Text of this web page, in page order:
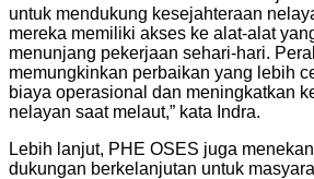
untuk mendukung kesejahteraan
mereka memiliki akses ke alat-alat
menunjang pekerjaan sehari-hari.
memungkinkan perbaikan yang lebih
biaya operasional dan meningkatkan
nelayan saat melaut,” kata Indra.
Lebih lanjut, PHE OSES juga
dukungan berkelanjutan untuk